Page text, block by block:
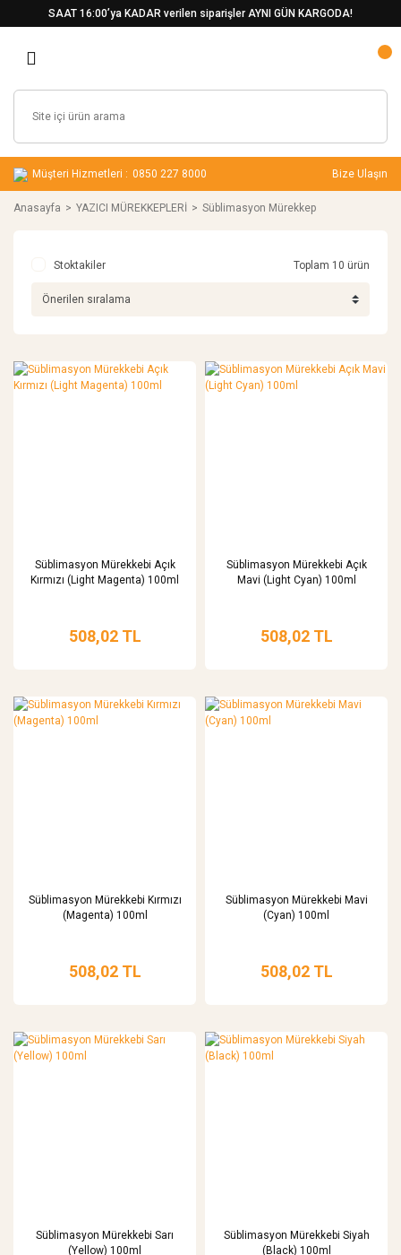
SAAT 16:00’ya KADAR verilen siparişler AYNI GÜN KARGODA!
Müşteri Hizmetleri : 0850 227 8000 Bize Ulaşın
Anasayfa YAZICI MÜREKKEPLERİ Süblimasyon Mürekkep
Stoktakiler Toplam 10 ürün
Süblimasyon Mürekkebi Açık
Kırmızı (Light Magenta) 100ml
508,02 TL
Süblimasyon Mürekkebi Açık
Mavi (Light Cyan) 100ml
508,02 TL
Süblimasyon Mürekkebi Kırmızı
(Magenta) 100ml
508,02 TL
Süblimasyon Mürekkebi Mavi
(Cyan) 100ml
508,02 TL
Süblimasyon Mürekkebi Sarı
(Yellow) 100ml
Süblimasyon Mürekkebi Siyah
(Black) 100ml